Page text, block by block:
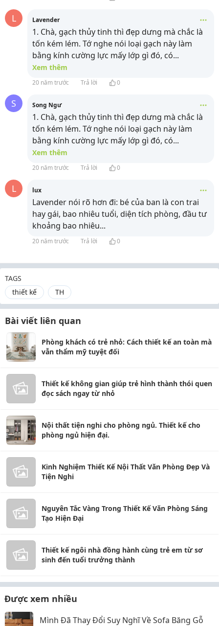
L Lavender
1. Chà, gạch thủy tinh thì đẹp dưng mà chắc là
tốn kém lém. Tớ nghe nói loại gạch này làm
bằng kính cường lực mấy lớp gì đó, có...
Xem thêm
20 năm trước Trả lời 0
S Song Ngư
1. Chà, gạch thủy tinh thì đẹp dưng mà chắc là
tốn kém lém. Tớ nghe nói loại gạch này làm
bằng kính cường lực mấy lớp gì đó, có...
Xem thêm
20 năm trước Trả lời 0
L lux
Lavender nói rõ hơn đi: bé của ban là con trai
hay gái, bao nhiêu tuổi, diện tích phòng, đầu tư
khoảng bao nhiêu...
20 năm trước Trả lời 0
TAGS
thiết kế
TH
Bài viết liên quan
Phòng khách có trẻ nhỏ: Cách thiết kế an toàn mà
vẫn thẩm mỹ tuyệt đối
Thiết kế không gian giúp trẻ hình thành thói quen
đọc sách ngay từ nhỏ
Nội thất tiện nghi cho phòng ngủ. Thiết kế cho
phòng ngủ hiện đại.
Kinh Nghiệm Thiết Kế Nội Thất Văn Phòng Đẹp Và
Tiện Nghi
Nguyên Tắc Vàng Trong Thiết Kế Văn Phòng Sáng
Tạo Hiện Đại
Thiết kế ngôi nhà đồng hành cùng trẻ em từ sơ
sinh đến tuổi trưởng thành
Được xem nhiều
Mình Đã Thay Đổi Suy Nghĩ Về Sofa Băng Gỗ